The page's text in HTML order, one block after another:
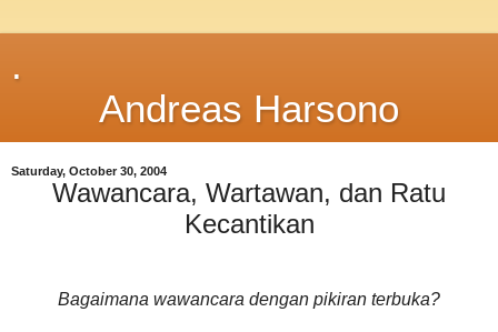
.
Andreas Harsono
Saturday, October 30, 2004
Wawancara, Wartawan, dan Ratu
Kecantikan
Bagaimana wawancara dengan pikiran terbuka?